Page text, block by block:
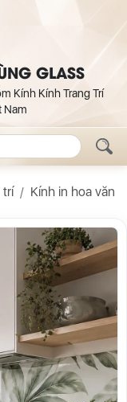
GLASS
Kính Kính Trang Trí
Nam
trí Kính in hoa văn